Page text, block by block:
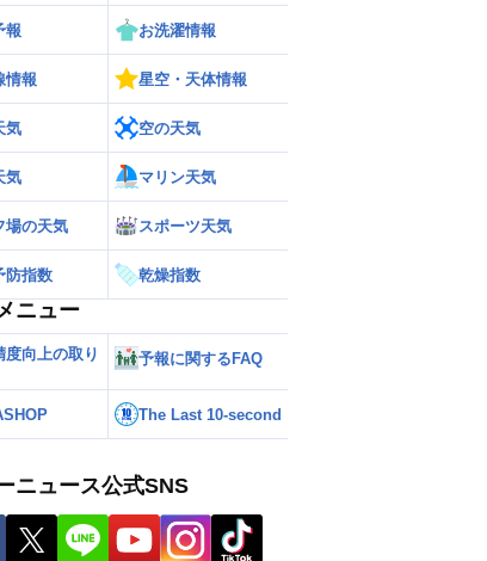
報 お洗濯情報
情報 星空・天体情報
気 空の天気
気 マリン天気
場の天気 スポーツ天気
防指数 乾燥指数
ニュー
度向上の取り
予報に関するFAQ
The Last 10-second
ニュース公式SNS